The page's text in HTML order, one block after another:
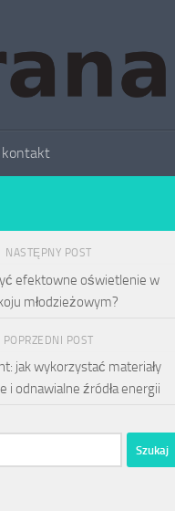
kontakt
NASTĘPNY POST
efektowne oświetlenie w
młodzieżowym?
POPRZEDNI POST
jak wykorzystać materiały
i odnawialne źródła energii